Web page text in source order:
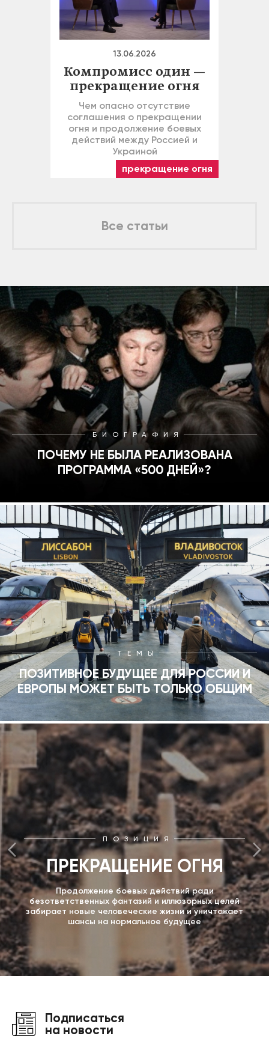
13.06.2026
Компромисс один —
прекращение огня
Чем опасно отсутствие
соглашения о прекращении
огня и продолжение боевых
действий между Россией и
Украиной
прекращение огня
Все статьи
БИОГРАФИЯ
ПОЧЕМУ НЕ БЫЛА РЕАЛИЗОВАНА
ПРОГРАММА «500 ДНЕЙ»?
ТЕМЫ
ПОЗИТИВНОЕ БУДУЩЕЕ ДЛЯ РОССИИ И
ЕВРОПЫ МОЖЕТ БЫТЬ ТОЛЬКО ОБЩИМ
ПОЗИЦИЯ
ПРЕКРАЩЕНИЕ ОГНЯ
Продолжение боевых действий ради
безответственных фантазий и иллюзорных целей
забирает новые человеческие жизни и уничтожает
шансы на нормальное будущее
Подписаться
на новости